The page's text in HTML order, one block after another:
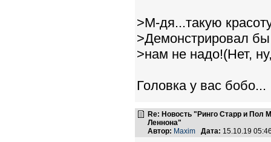
>М-дя...такую
>Демонстрировал бы
>нам не надо!(Нет,
Головка у вас бобо...
Re: Новость "Ринго Старр и Пол
Леннона"
Автор: Maxim Дата: 15.10.19